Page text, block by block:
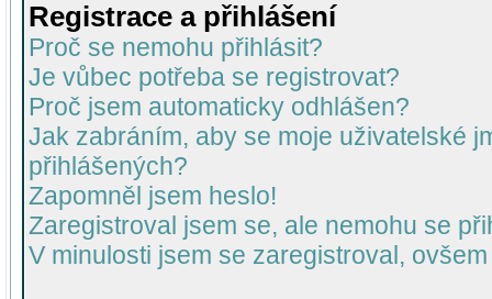
Registrace a přihlášení
Proč se nemohu přihlásit?
Je vůbec potřeba se registrovat?
Proč jsem automaticky odhlášen?
Jak zabráním, aby se moje uživatelské
přihlášených?
Zapomněl jsem heslo!
Zaregistroval jsem se, ale nemohu se
V minulosti jsem se zaregistroval,